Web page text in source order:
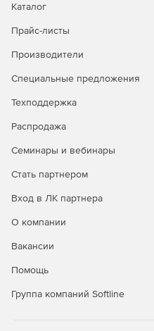
действия сопровождения
Каталог
Прайс-листы
Производители
Специальные предложения
Техподдержка
Распродажа
Семинары и вебинары
Стать партнером
Вход в ЛК партнера
О компании
Вакансии
Помощь
Группа компаний Softline